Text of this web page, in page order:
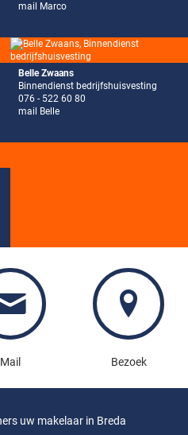
mail Marco
Belle Zwaans
Binnendienst bedrijfshuisvesting
076 - 522 60 80
mail Belle
Mail Bezoek